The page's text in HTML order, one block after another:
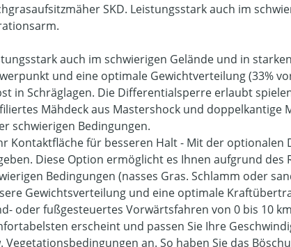
SKD. Leistungsstark auch im
auch im schwierigen Gelände und in
und eine optimale Gewichtverteilung (33%
in Schräglagen. Die Differentialsperre erlaubt
Mähdeck aus Mastershock und doppelkantige
schwierigen Bedingungen.
Kontaktfläche für besseren Halt - Mit der
Diese Option ermöglicht es Ihnen aufgrund
Bedingungen (nasses Gras. Schlamm oder
Gewichtsverteilung und eine optimale
oder fußgesteuertes Vorwärtsfahren von 0 bis 10
erscheint und passen Sie Ihre
Vegetationsbedingungen an. So haben Sie das